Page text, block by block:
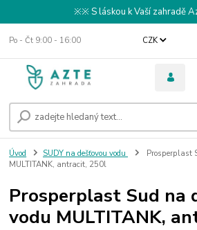
※※ S láskou k Vaší zahradě
CZK
Po - Čt 9:00 - 16:00
Úvod SUDY na dešťovou vodu
Prosperplast
MULTITANK, antracit, 250l
Prosperplast Sud na
vodu MULTITANK,